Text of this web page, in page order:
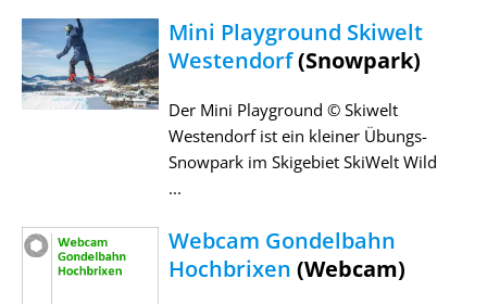
Mini Playground Skiwelt
Westendorf(Snowpark)
Der Mini Playground © Skiwelt
Westendorf ist ein kleiner Übungs-
Snowpark im Skigebiet SkiWelt Wild
...
Webcam Gondelbahn
Hochbrixen (Webcam)